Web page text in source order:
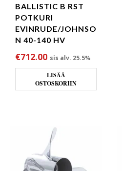
BALLISTIC B RST
POTKURI
EVINRUDE/JOHNSO
N 40-140 HV
€712.00 sis alv. 25.5%
LISÄÄ
OSTOSKORIIN